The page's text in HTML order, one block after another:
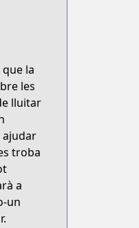
la
les
lluitar
ajudar
troba
a
un